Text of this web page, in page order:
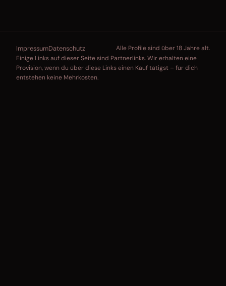
ImpressumDatenschutz
Alle Profile sind über 18 Jahre alt.
Einige Links auf dieser Seite sind Partnerlinks. Wir erhalten eine
Provision, wenn du über diese Links einen Kauf tätigst – für dich
entstehen keine Mehrkosten.